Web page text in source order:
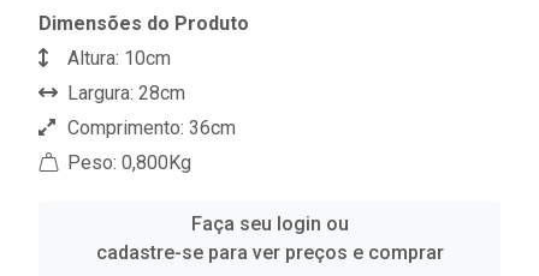
Dimensões do Produto
Altura: 10cm
Largura: 28cm
Comprimento: 36cm
Peso: 0,800Kg
Faça seu login ou
cadastre-se para ver preços e comprar